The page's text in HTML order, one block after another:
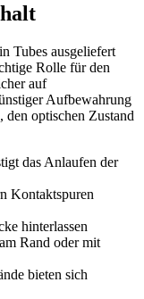
Tubes ausgeliefert
Rolle für den
auf
Aufbewahrung
den optischen Zustand
das Anlaufen der
Kontaktspuren
hinterlassen
Rand oder mit
bieten sich